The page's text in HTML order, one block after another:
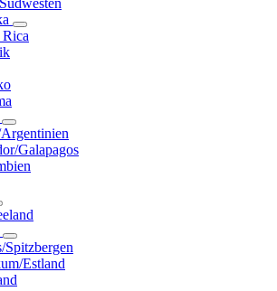
Rica
Galapagos
Spitzbergen
Estland